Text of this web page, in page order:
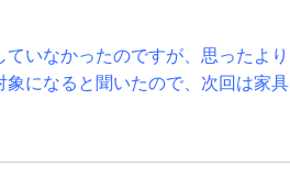
いなかったのですが、思ったより
になると聞いたので、次回は家具